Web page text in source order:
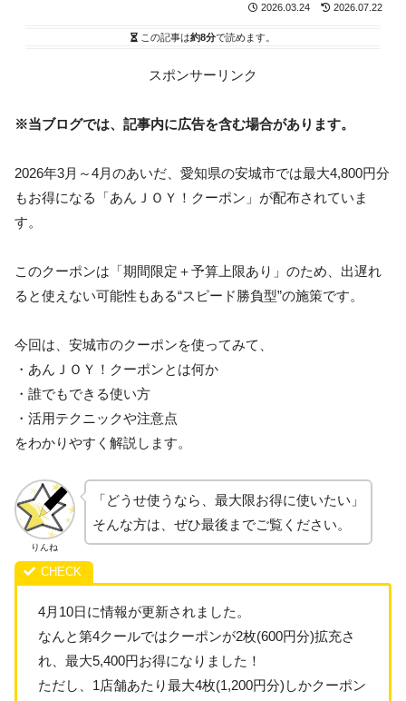
2026.03.24 2026.07.22
この記事は約8分で読めます。
スポンサーリンク
※当ブログでは、記事内に広告を含む場合があります。
2026年3月～4月のあいだ、愛知県の安城市では最大4,800円分
もお得になる「あんＪＯＹ！クーポン」が配布されていま
す。
このクーポンは「期間限定＋予算上限あり」のため、出遅れ
ると使えない可能性もある“スピード勝負型”の施策です。
今回は、安城市のクーポンを使ってみて、
・あんＪＯＹ！クーポンとは何か
・誰でもできる使い方
・活用テクニックや注意点
をわかりやすく解説します。
りんね
「どうせ使うなら、最大限お得に使いたい」
そんな方は、ぜひ最後までご覧ください。
4月10日に情報が更新されました。
なんと第4クールではクーポンが2枚(600円分)拡充さ
れ、最大5,400円お得になりました！
ただし、1店舗あたり最大4枚(1,200円分)しかクーポン